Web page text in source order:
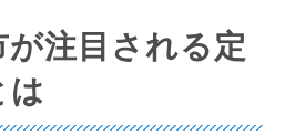
注目される定